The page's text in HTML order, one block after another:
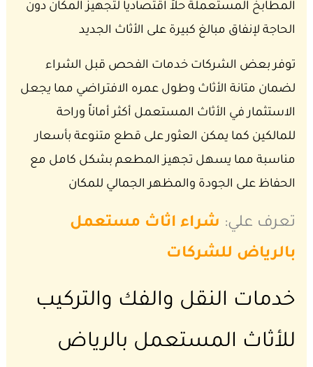
المطابخ المستعملة حلاً اقتصادياً لتجهيز المكان دون
الحاجة لإنفاق مبالغ كبيرة على الأثاث الجديد
توفر بعض الشركات خدمات الفحص قبل الشراء
لضمان متانة الأثاث وطول عمره الافتراضي مما يجعل
الاستثمار في الأثاث المستعمل أكثر أماناً وراحة
للمالكين كما يمكن العثور على قطع متنوعة بأسعار
مناسبة مما يسهل تجهيز المطعم بشكل كامل مع
الحفاظ على الجودة والمظهر الجمالي للمكان
تعرف علي: شراء اثاث مستعمل
بالرياض للشركات
خدمات النقل والفك والتركيب
للأثاث المستعمل بالرياض